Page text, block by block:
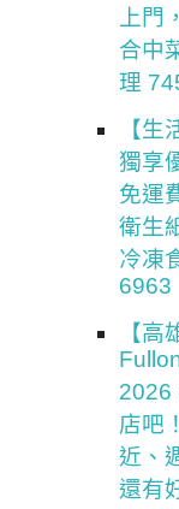
上門
合中
理
【
獨享
免運
衛生
冷凍
6963
【
2026
店吧
近、
還有